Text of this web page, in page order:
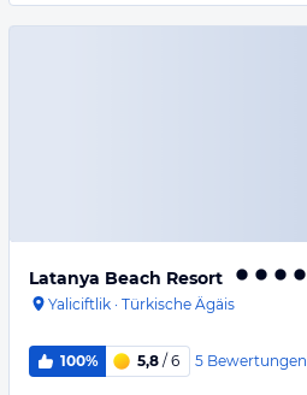
Latanya Beach Resort
Yaliciftlik · Türkische Ägäis
100% 5,8 / 6 5 Bewertungen